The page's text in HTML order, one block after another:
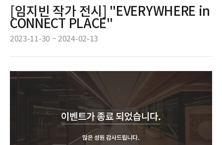
[임지빈 작가 전시] "EVERYWHERE in
CONNECT PLACE"
2023-11-30 ~ 2024-02-13